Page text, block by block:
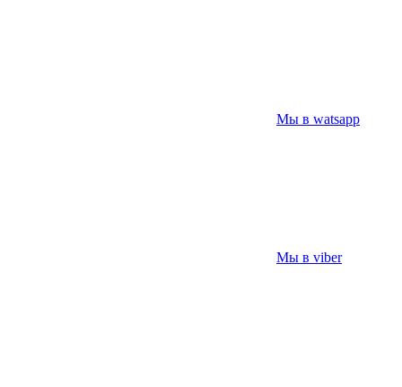
Мы в watsapp
Мы в viber